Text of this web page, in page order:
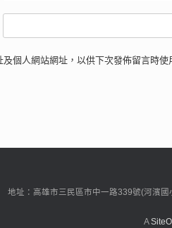
個人網站網址，以供下次發佈留言時使
地址：高雄市三民區市中一路339號(河
A